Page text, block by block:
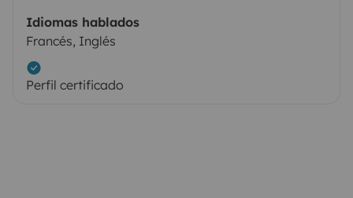
Idiomas hablados
Francés, Inglés
Perfil certificado